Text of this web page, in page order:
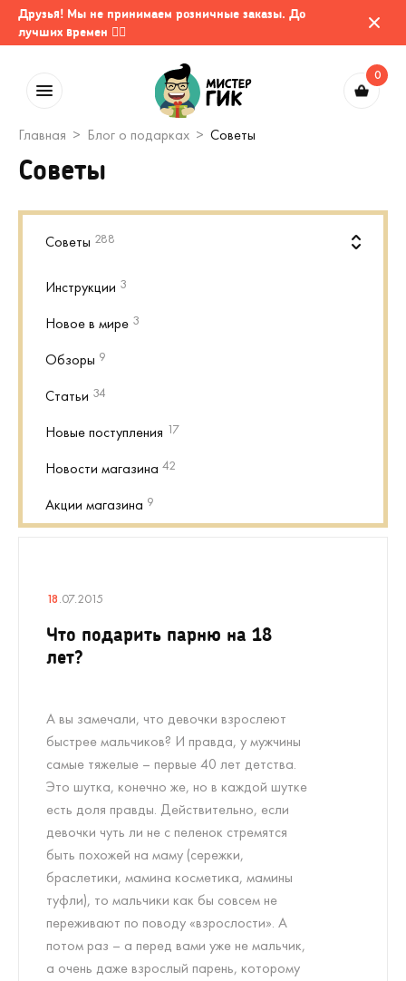
Друзья! Мы не принимаем розничные заказы. До
лучших времен 🤷‍♂️
0
Главная Блог о подарках Советы
Советы
Инструкции 3
Новое в мире 3
Обзоры 9
Статьи 34
Новые поступления 17
Советы 288
Новости магазина 42
Акции магазина 9
18.07.2015
Что подарить парню на 18
лет?
А вы замечали, что девочки взрослеют
быстрее мальчиков? И правда, у мужчины
самые тяжелые – первые 40 лет детства.
Это шутка, конечно же, но в каждой шутке
есть доля правды. Действительно, если
девочки чуть ли не с пеленок стремятся
быть похожей на маму (сережки,
браслетики, мамина косметика, мамины
туфли), то мальчики как бы совсем не
переживают по поводу «взрослости». А
потом раз – а перед вами уже не мальчик,
а очень даже взрослый парень, которому